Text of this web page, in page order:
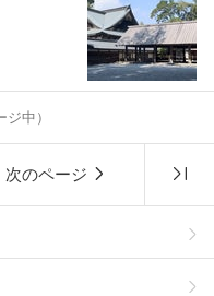
ジ中）
次のページ